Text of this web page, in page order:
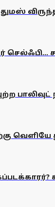
பாலிவுட்
வெளியே